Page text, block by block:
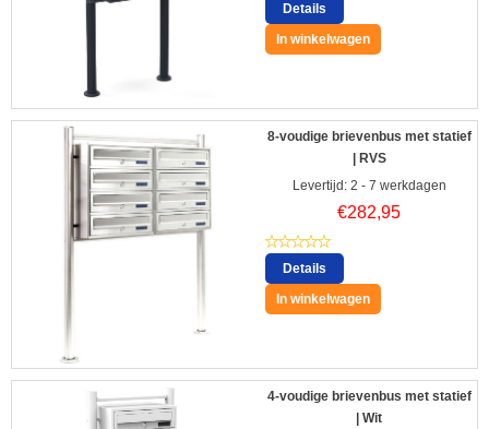
Details
In winkelwagen
8-voudige brievenbus met statief
| RVS
Levertijd: 2 - 7 werkdagen
€282,95
Details
In winkelwagen
4-voudige brievenbus met statief
| Wit